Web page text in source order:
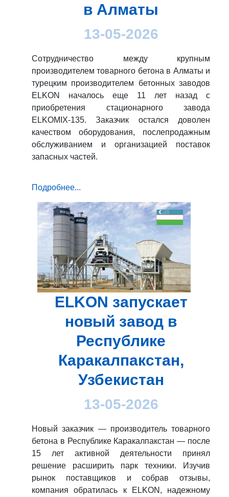
в Алматы
13-05-2026
Сотрудничество между крупным
производителем товарного бетона в Алматы и
турецким производителем бетонных заводов
ELKON началось еще 11 лет назад с
приобретения стационарного завода
ELKOMIX-135. Заказчик остался доволен
качеством оборудования, послепродажным
обслуживанием и организацией поставок
запасных частей.
Подробнее...
ELKON запускает
новый завод в
Республике
Каракалпакстан,
Узбекистан
13-05-2026
Новый заказчик — производитель товарного
бетона в Республике Каракалпакстан — после
15 лет активной деятельности принял
решение расширить парк техники. Изучив
рынок поставщиков и собрав отзывы,
компания обратилась к ELKON, надежному